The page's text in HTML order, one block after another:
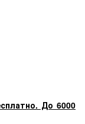
До 6000